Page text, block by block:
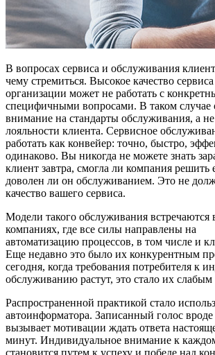
В вопросах сервиса и обслуживания
чему стремиться. Высокое качество
организации может не работать с
специфичными вопросами. В таком случае
внимание на стандарты обслуживания, а
лояльности клиента. Сервисное
работать как конвейер: точно, быстро,
одинаково. Вы никогда не можете знать
клиент завтра, смогла ли компания решить
доволен ли он обслуживанием. Это не
качество вашего сервиса.
Модели такого обслуживания встречаются
компаниях, где все силы направлены на
автоматизацию процессов, в том числе и
Еще недавно это было их конкурентным
сегодня, когда требования потребителя к
обслуживанию растут, это стало их слабым
Распространенной практикой стало
автоинформатора. Записанный голос
вызывает мотивации ждать ответа
минут. Индивидуальное внимание к
становится путем к успеху и победе над